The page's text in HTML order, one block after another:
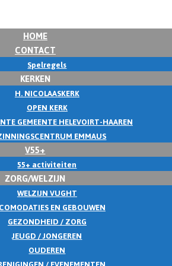
HOME
CONTACT
Spelregels
KERKEN
H. NICOLAASKERK
OPEN KERK
GEMEENTE HELEVOIRT-HAAREN
EMMAUS
V55+
55+ activiteiten
ZORG/WELZIJN
WELZIJN VUGHT
EN GEBOUWEN
GEZONDHEID / ZORG
JEUGD / JONGEREN
OUDEREN